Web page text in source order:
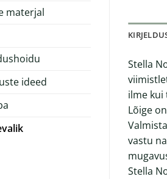
materjal
ideed
Stella
ilme kui
Lõige
vastu
Stella